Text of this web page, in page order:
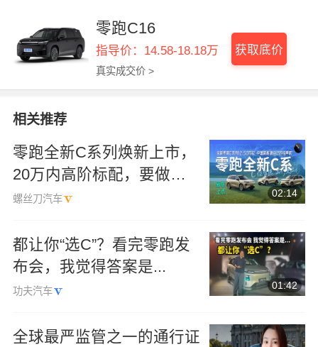
零跑C16
指导价：14.58-18.18万
真实成交价 >
获取底价
相关推荐
零跑全新C系列焕新上市，
20万内高阶标配，要做新
能源车经典款！
螺丝刀汽车
02:14
都让你“选C”？看完零跑发
布会，我觉得答案是...
功夫汽车
01:42
全球最严监管之一的通行证